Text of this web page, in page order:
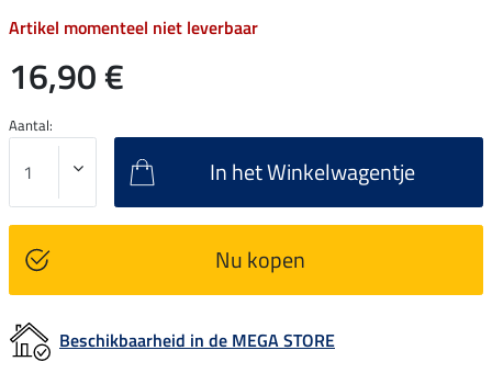
Artikel momenteel niet leverbaar
16,90 €
Aantal:
In het Winkelwagentje
Nu kopen
Beschikbaarheid in de MEGA STORE